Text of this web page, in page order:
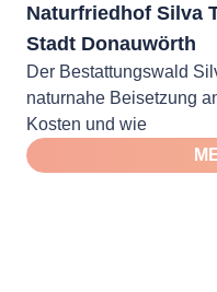
Naturfriedhof Silva
Stadt Donauwörth
Der Bestattungswald
naturnahe Beisetzung
Kosten und wie